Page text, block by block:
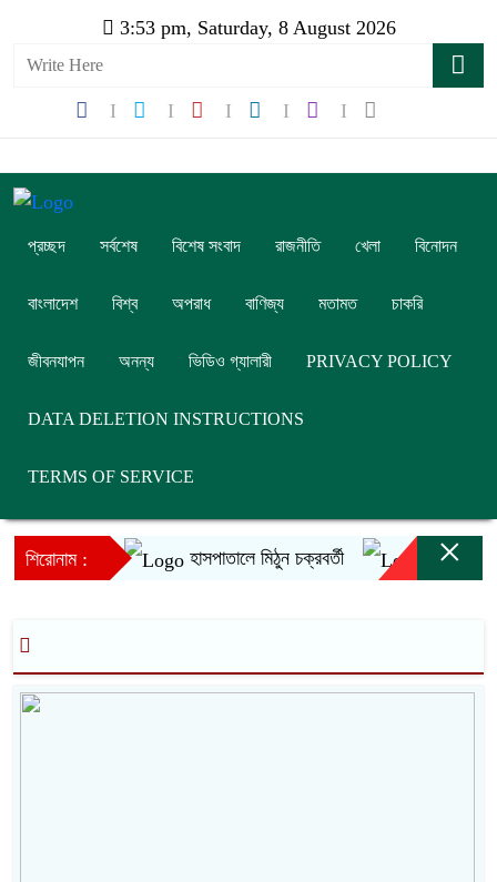
3:53 pm, Saturday, 8 August 2026
প্রচ্ছদ সর্বশেষ বিশেষ সংবাদ রাজনীতি খেলা বিনোদন
বাংলাদেশ বিশ্ব অপরাধ বাণিজ্য মতামত চাকরি
জীবনযাপন অনন্য ভিডিও গ্যালারী PRIVACY POLICY
DATA DELETION INSTRUCTIONS
TERMS OF SERVICE
শিরোনাম : হাসপাতালে মিঠুন চক্রবর্তী ×